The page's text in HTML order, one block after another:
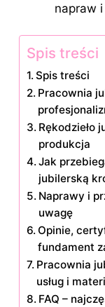
napraw
Spis treści
Spis treści
Pracownia
Rękodzieło
produkcja
Jak
jubilerską
Naprawy i
uwagę
Opinie,
fundament
Pracownia
usług i
FAQ –